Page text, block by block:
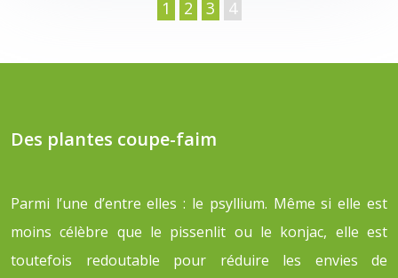
1 2 3 4
Des plantes coupe-faim
Parmi l’une d’entre elles : le psyllium. Même si elle est
moins célèbre que le pissenlit ou le konjac, elle est
toutefois redoutable pour réduire les envies de